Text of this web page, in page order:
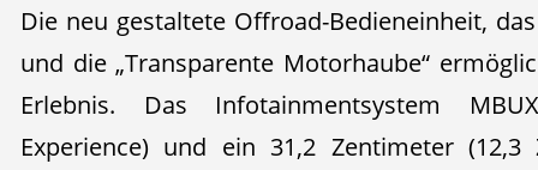
Die neu gestaltete Offroad-Bedieneinheit, das
und die „Transparente Motorhaube“
Erlebnis. Das Infotainmentsystem
Experience) und ein 31,2 Zentimeter